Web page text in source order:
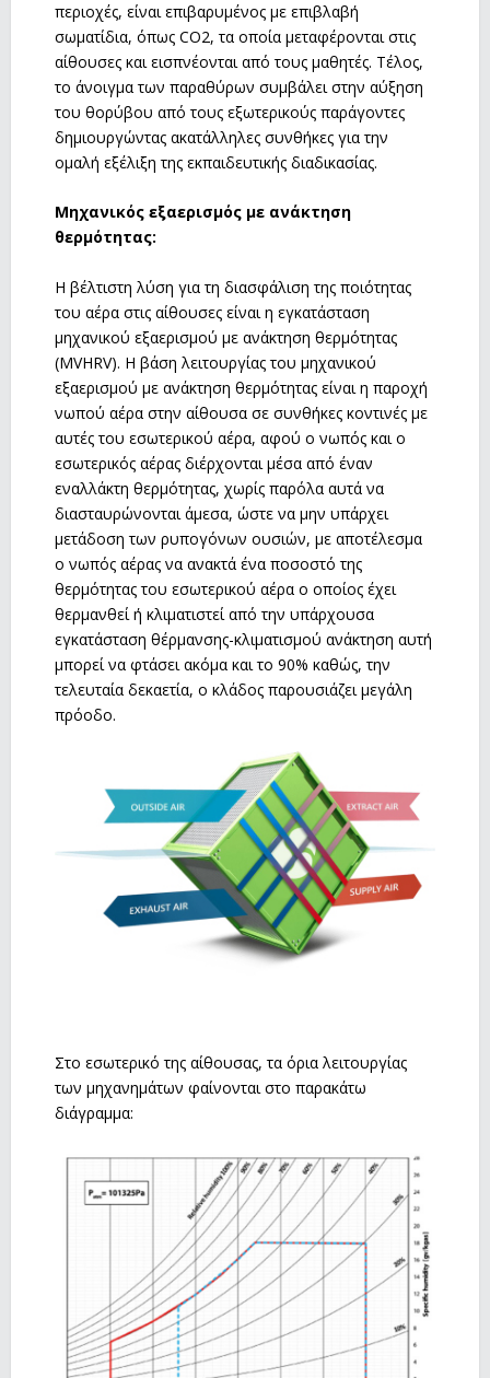
περιοχές, είναι επιβαρυμένος με επιβλαβή
σωματίδια, όπως CO2, τα οποία μεταφέρονται στις
αίθουσες και εισπνέονται από τους μαθητές. Τέλος,
το άνοιγμα των παραθύρων συμβάλει στην αύξηση
του θορύβου από τους εξωτερικούς παράγοντες
δημιουργώντας ακατάλληλες συνθήκες για την
ομαλή εξέλιξη της εκπαιδευτικής διαδικασίας.
Μηχανικός εξαερισμός με ανάκτηση
θερμότητας:
Η βέλτιστη λύση για τη διασφάλιση της ποιότητας
του αέρα στις αίθουσες είναι η εγκατάσταση
μηχανικού εξαερισμού με ανάκτηση θερμότητας
(MVHRV). Η βάση λειτουργίας του μηχανικού
εξαερισμού με ανάκτηση θερμότητας είναι η παροχή
νωπού αέρα στην αίθουσα σε συνθήκες κοντινές με
αυτές του εσωτερικού αέρα, αφού ο νωπός και ο
εσωτερικός αέρας διέρχονται μέσα από έναν
εναλλάκτη θερμότητας, χωρίς παρόλα αυτά να
διασταυρώνονται άμεσα, ώστε να μην υπάρχει
μετάδοση των ρυπογόνων ουσιών, με αποτέλεσμα
ο νωπός αέρας να ανακτά ένα ποσοστό της
θερμότητας του εσωτερικού αέρα ο οποίος έχει
θερμανθεί ή κλιματιστεί από την υπάρχουσα
εγκατάσταση θέρμανσης-κλιματισμού ανάκτηση αυτή
μπορεί να φτάσει ακόμα και το 90% καθώς, την
τελευταία δεκαετία, ο κλάδος παρουσιάζει μεγάλη
πρόοδο.
Στο εσωτερικό της αίθουσας, τα όρια λειτουργίας
των μηχανημάτων φαίνονται στο παρακάτω
διάγραμμα: